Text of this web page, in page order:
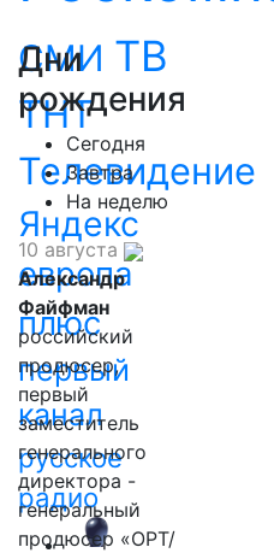
СМИ ТВ
ТНТ
Телевидение
Яндекс
европа
плюс
первый
канал
русское
радио
Дни
рождения
Сегодня
Завтра
На неделю
10 августа
Александр
Файфман
российский
продюсер,
первый
заместитель
генерального
директора -
генеральный
продюсер «ОРТ/